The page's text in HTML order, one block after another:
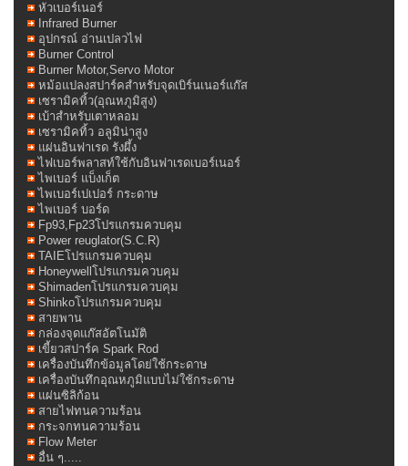
หัวเบอร์เนอร์
Infrared Burner
อุปกรณ์ อ่านเปลวไฟ
Burner Control
Burner Motor,Servo Motor
หม้อแปลงสปาร์คสำหรับจุดเบิร์นเนอร์แก๊ส
เซรามิคทิ้ว(อุณหภูมิสูง)
เบ้าสำหรับเตาหลอม
เซรามิคทิ้ว อลูมิน่าสูง
แผ่นอินฟาเรด รังผึ้ง
ไฟเบอร์พลาสท์ใช้กับอินฟาเรดเบอร์เนอร์
ไพเบอร์ แบ็งเก็ต
ไพเบอร์เปเปอร์ กระดาษ
ไพเบอร์ บอร์ด
Fp93,Fp23โปรแกรมควบคุม
Power reuglator(S.C.R)
TAIEโปรแกรมควบคุม
Honeywellโปรแกรมควบคุม
Shimadenโปรแกรมควบคุม
Shinkoโปรแกรมควบคุม
สายพาน
กล่องจุดแก๊สอัตโนมัติ
เขี้ยวสปาร์ค Spark Rod
เครื่องบันทึกข้อมูลโดย่ใช้กระดาษ
เครื่องบันทึกอุณหภูมิแบบไม่ใช้กระดาษ
แผ่นซิลิก้อน
สายไฟทนความร้อน
กระจกทนความร้อน
Flow Meter
อื่น ๆ.....